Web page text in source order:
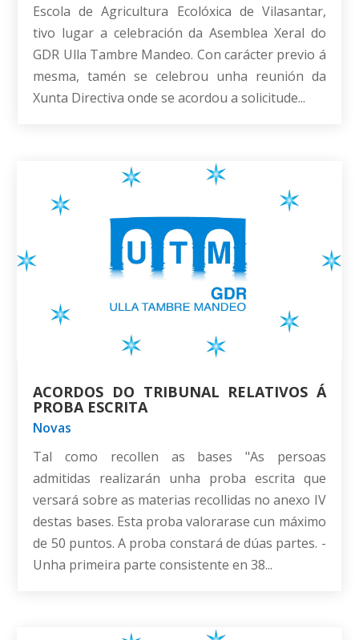
Escola de Agricultura Ecolóxica de Vilasantar,
tivo lugar a celebración da Asemblea Xeral do
GDR Ulla Tambre Mandeo. Con carácter previo á
mesma, tamén se celebrou unha reunión da
Xunta Directiva onde se acordou a solicitude...
ACORDOS DO TRIBUNAL RELATIVOS Á
PROBA ESCRITA
Novas
Tal como recollen as bases "As persoas
admitidas realizarán unha proba escrita que
versará sobre as materias recollidas no anexo IV
destas bases. Esta proba valorarase cun máximo
de 50 puntos. A proba constará de dúas partes. -
Unha primeira parte consistente en 38...